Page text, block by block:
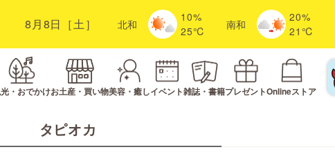
8月8日［土］ 北和
10%
25℃
南和
20%
21℃
・おでかけお土産・買い物美容・癒しイベント雑誌・書籍プレゼントOnlineストア
タピオカ